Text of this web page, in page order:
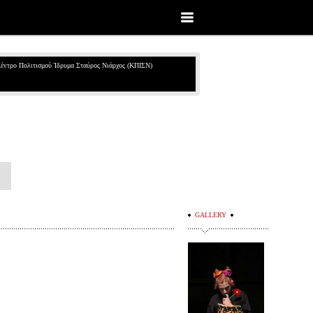
Πολιτισμού Ίδρυμα Σταύρος Νιάρχος (ΚΠΙΣΝ)
GALLERY